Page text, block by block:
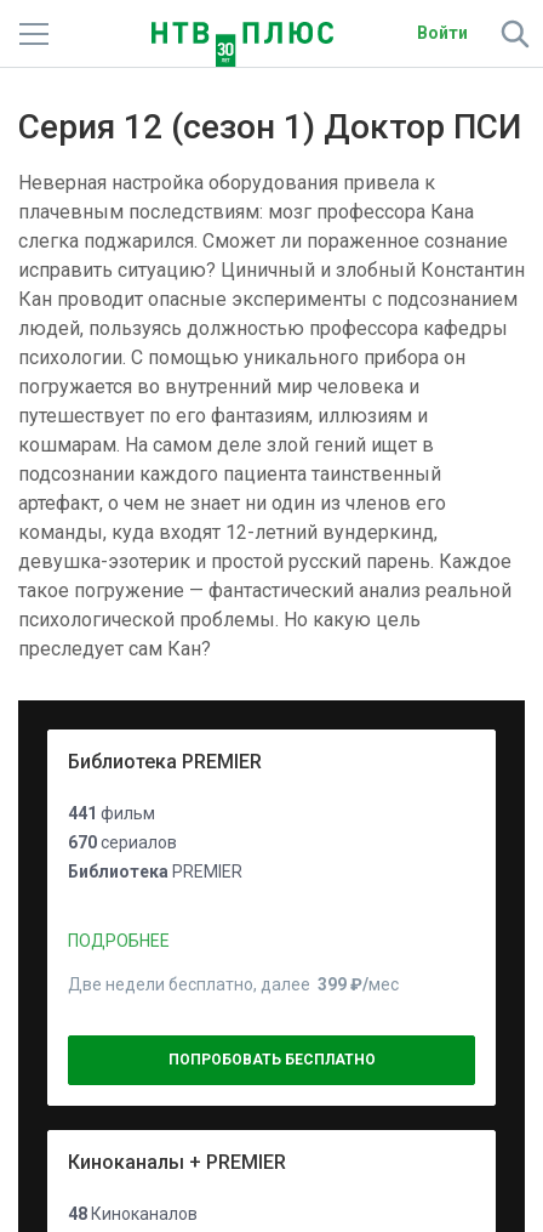
Войти
Фильмы и сериалы
Спорт
Подписки
Радио
Спутниковым абонентам
О сайте
Активировать промокод
Серия 12 (сезон 1) Доктор ПСИ
Неверная настройка оборудования привела к
плачевным последствиям: мозг профессора Кана
слегка поджарился. Сможет ли пораженное сознание
исправить ситуацию? Циничный и злобный Константин
Кан проводит опасные эксперименты с подсознанием
людей, пользуясь должностью профессора кафедры
психологии. С помощью уникального прибора он
погружается во внутренний мир человека и
путешествует по его фантазиям, иллюзиям и
кошмарам. На самом деле злой гений ищет в
подсознании каждого пациента таинственный
артефакт, о чем не знает ни один из членов его
команды, куда входят 12-летний вундеркинд,
девушка-эзотерик и простой русский парень. Каждое
такое погружение — фантастический анализ реальной
психологической проблемы. Но какую цель
преследует сам Кан?
Библиотека PREMIER
441 фильм
670сериалов
Библиотека PREMIER
ПОДРОБНЕЕ
Две недели бесплатно, далее 399 ₽⁠/⁠мес
ПОПРОБОВАТЬ БЕСПЛАТНО
Киноканалы + PREMIER
48 Киноканалов